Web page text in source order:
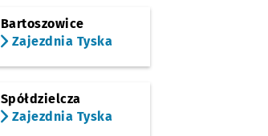
Bartoszowice
Zajezdnia Tyska
Spółdzielcza
Zajezdnia Tyska